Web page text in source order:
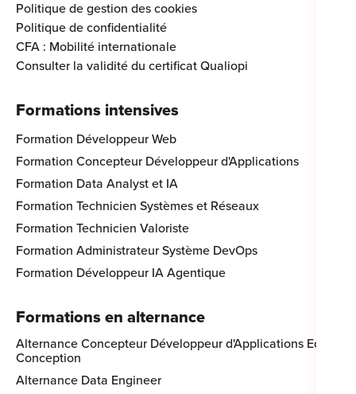
Politique de gestion des cookies
Politique de confidentialité
CFA : Mobilité internationale
Consulter la validité du certificat Qualiopi
Formations intensives
Formation Développeur Web
Formation Concepteur Développeur d'Applications
Formation Data Analyst et IA
Formation Technicien Systèmes et Réseaux
Formation Technicien Valoriste
Formation Administrateur Système DevOps
Formation Développeur IA Agentique
Formations en alternance
Alternance Concepteur Développeur d'Applications Eco-
Conception
Alternance Data Engineer